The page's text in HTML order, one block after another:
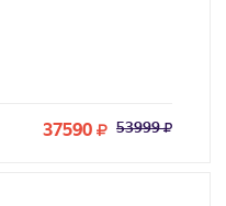
37590 53999